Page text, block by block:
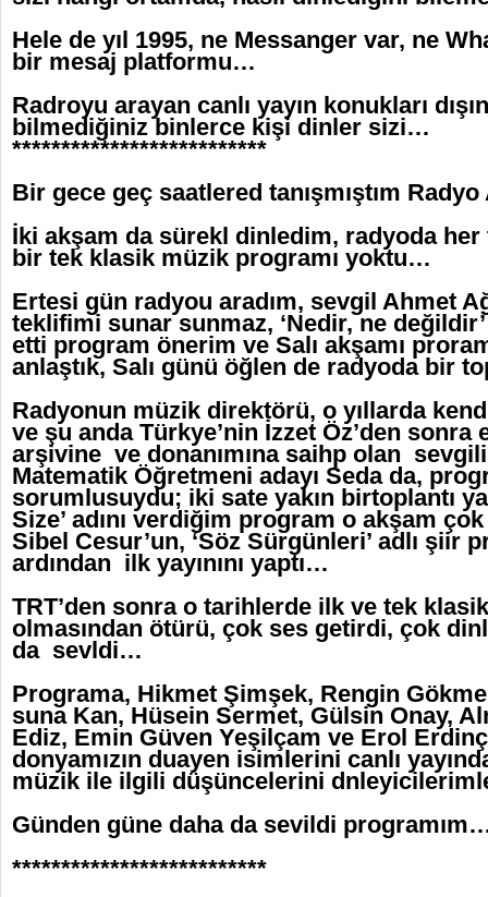
Hele de yıl 1995, ne Messanger var, ne
bir mesaj platformu…
Radroyu arayan canlı yayın konukları
bilmediğiniz binlerce kişi dinler sizi…
**************************
Bir gece geç saatlered tanışmıştım
İki akşam da sürekl dinledim, radyoda her
bir tek klasik müzik programı yoktu…
Ertesi gün radyou aradım, sevgil Ahmet
teklifimi sunar sunmaz, ‘Nedir, ne
etti program önerim ve Salı akşamı
anlaştık, Salı günü öğlen de radyoda bir
Radyonun müzik direktörü, o yıllarda
ve şu anda Türkye’nin İzzet Öz’den sonra
arşivine ve donanımına saihp olan
Matematik Öğretmeni adayı Seda da,
sorumlusuydu; iki sate yakın birtoplantı
Size’ adını verdiğim program o akşam
Sibel Cesur’un, ‘Söz Sürgünleri’ adlı şiir
ardından ilk yayınını yaptı…
TRT’den sonra o tarihlerde ilk ve tek
olmasından ötürü, çok ses getirdi, çok
da sevldi…
Programa, Hikmet Şimşek, Rengin
suna Kan, Hüsein Sermet, Gülsin Onay,
Ediz, Emin Güven Yeşilçam ve Erol
donyamızın duayen isimlerini canlı
müzik ile ilgili düşüncelerini
Günden güne daha da sevildi
**************************